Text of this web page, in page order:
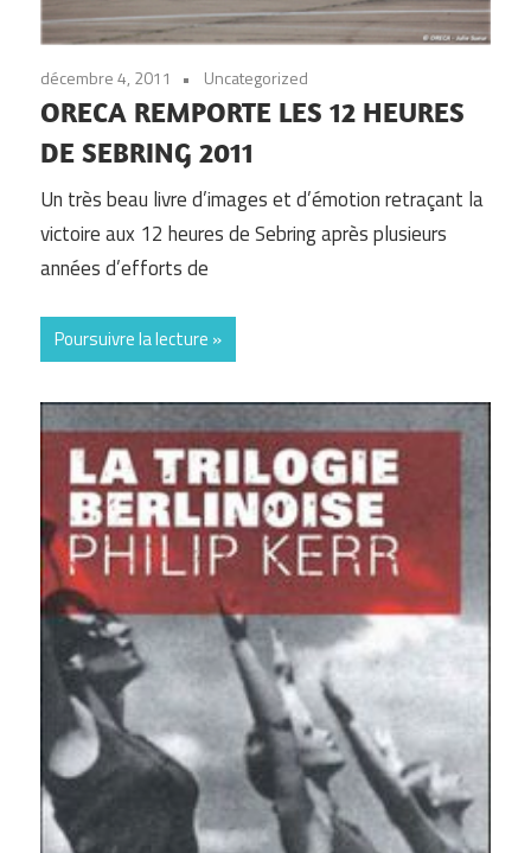
décembre 4, 2011 Uncategorized
ORECA REMPORTE LES 12 HEURES
DE SEBRING 2011
Un très beau livre d’images et d’émotion retraçant la
victoire aux 12 heures de Sebring après plusieurs
années d’efforts de
Poursuivre la lecture